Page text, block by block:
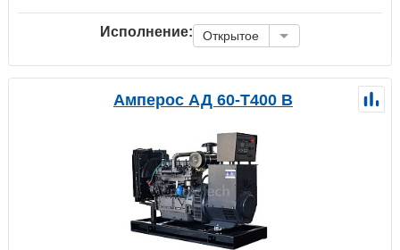
Исполнение: Открытое
Амперос АД 60-Т400 B